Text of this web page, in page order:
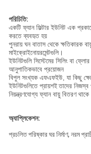
পরিচিতি:
একটি ফ্যান ফিল্টার ইউনিট এক
করতে ব্যবহৃত হয়
পুনরায় ঘন বাতাস থেকে ক্ষতিকারক
মাইক্রোইনোয়রমেন্টগুলি।
ইউনিটগুলি সিস্টেমের সিলিং বা
আনুপাতিকভাবে প্রয়োজন
বিপুল সংখ্যক এফএফইউ, যা কিছু
ইউনিটগুলিতে প্রায়শইতাদের নিজস্ব
নিয়ন্ত্রণযোগ্য ফ্যান বায়ু বিতরণ থাকে
অ্যাপ্লিকেশন:
প্রচলিত পরিষ্কার ঘর নির্মাণ, নরম